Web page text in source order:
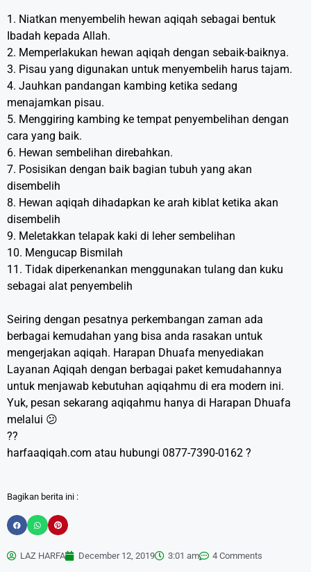
1. Niatkan menyembelih hewan aqiqah sebagai bentuk
Ibadah kepada Allah.
2. Memperlakukan hewan aqiqah dengan sebaik-baiknya.
3. Pisau yang digunakan untuk menyembelih harus tajam.
4. Jauhkan pandangan kambing ketika sedang
menajamkan pisau.
5. Menggiring kambing ke tempat penyembelihan dengan
cara yang baik.
6. Hewan sembelihan direbahkan.
7. Posisikan dengan baik bagian tubuh yang akan
disembelih
8. Hewan aqiqah dihadapkan ke arah kiblat ketika akan
disembelih
9. Meletakkan telapak kaki di leher sembelihan
10. Mengucap Bismilah
11. Tidak diperkenankan menggunakan tulang dan kuku
sebagai alat penyembelih
Seiring dengan pesatnya perkembangan zaman ada
berbagai kemudahan yang bisa anda rasakan untuk
mengerjakan aqiqah. Harapan Dhuafa menyediakan
Layanan Aqiqah dengan berbagai paket kemudahannya
untuk menjawab kebutuhan aqiqahmu di era modern ini.
Yuk, pesan sekarang aqiqahmu hanya di Harapan Dhuafa
melalui 😕
??
harfaaqiqah.com atau hubungi 0877-7390-0162 ?
Bagikan berita ini :
LAZ HARFA December 12, 2019 3:01 am 4 Comments